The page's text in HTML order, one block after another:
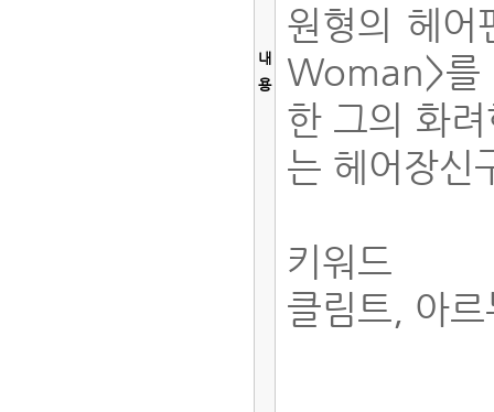
내
용
원형의 헤
Woman>를
한 그의 화
는 헤어장신
키워드
클림트, 아